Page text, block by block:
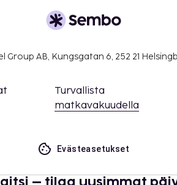
Group AB, Kungsgatan 6, 252 21
Turvallista
matkavakuudella
Evästeasetukset
– tilaa uusimmat